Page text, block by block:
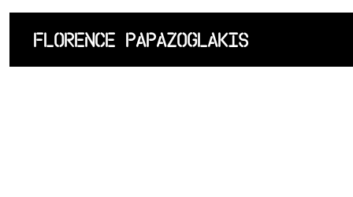
ACCUEIL
LISTE DES
FLORENCE PAPAZOGLAKIS